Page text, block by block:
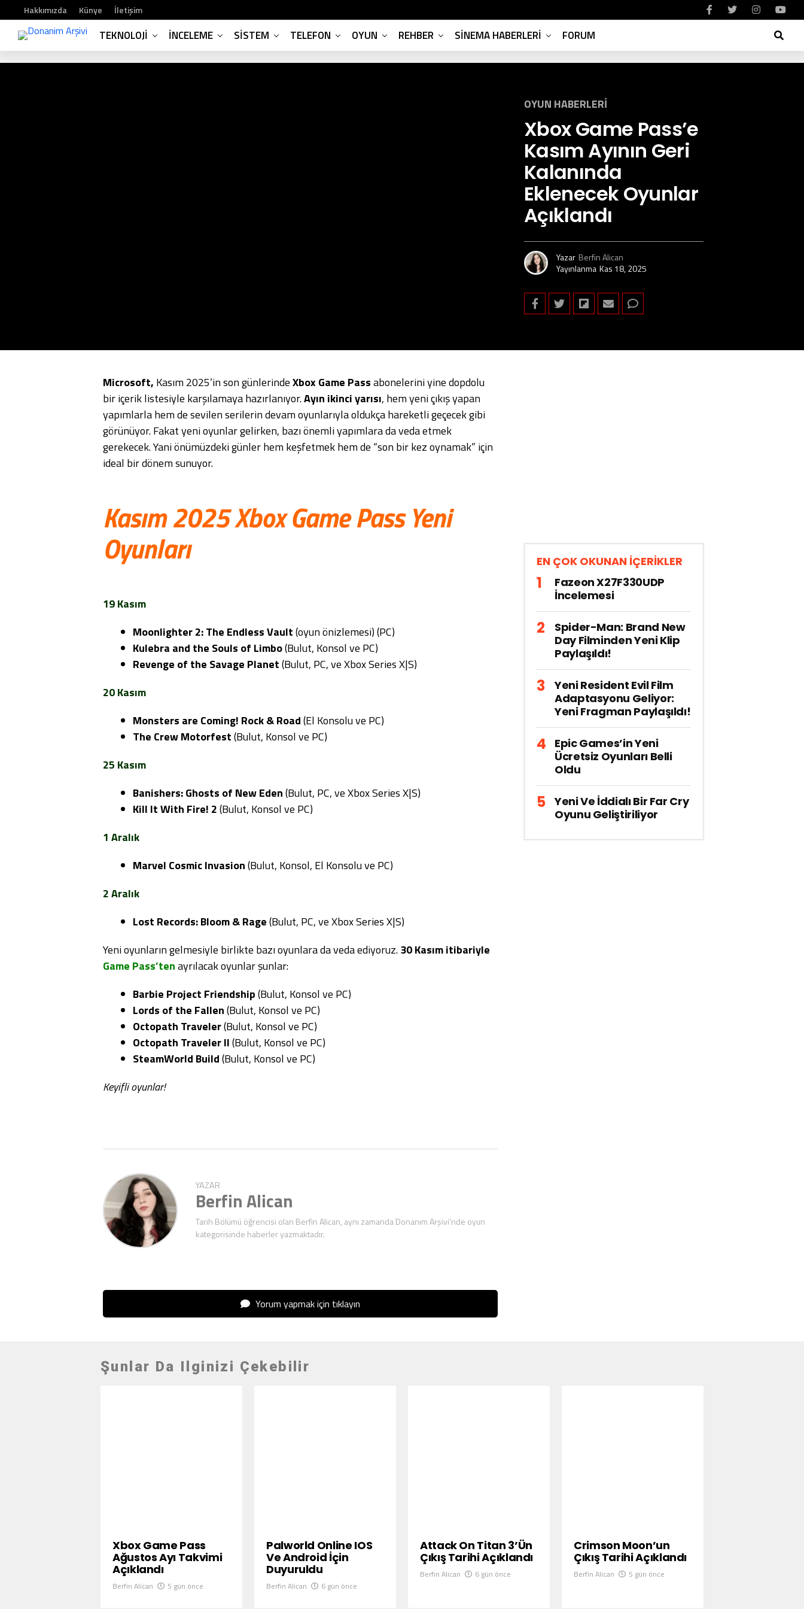
Hakkımızda Künye İletişim
TEKNOLOJI İNCELEME SISTEM TELEFON OYUN REHBER SINEMA HABERLERI FORUM
OYUN HABERLERI
Xbox Game Pass’e
Kasım Ayının Geri
Kalanında
Eklenecek Oyunlar
Açıklandı
Yazar Berfin Alican
Yayınlanma Kas 18, 2025
Microsoft, Kasım 2025’in son günlerindeXbox Game Passabonelerini yine dopdolu
bir içerik listesiyle karşılamaya hazırlanıyor.Ayın ikinci yarısı, hem yeni çıkış yapan
yapımlarla hem de sevilen serilerin devam oyunlarıyla oldukça hareketli geçecek gibi
görünüyor. Fakat yeni oyunlar gelirken, bazı önemli yapımlara da veda etmek
gerekecek. Yani önümüzdeki günler hem keşfetmek hem de “son bir kez oynamak” için
ideal bir dönem sunuyor.
Kasım 2025 Xbox Game Pass Yeni
Oyunları
19 Kasım
Moonlighter 2: The Endless Vault(oyun önizlemesi) (PC)
Kulebra and the Souls of Limbo(Bulut, Konsol ve PC)
Revenge of the Savage Planet(Bulut, PC, ve Xbox Series X|S)
20 Kasım
Monsters are Coming! Rock & Road(El Konsolu ve PC)
The Crew Motorfest(Bulut, Konsol ve PC)
25 Kasım
Banishers: Ghosts of New Eden(Bulut, PC, ve Xbox Series X|S)
Kill It With Fire! 2(Bulut, Konsol ve PC)
1 Aralık
Marvel Cosmic Invasion(Bulut, Konsol, El Konsolu ve PC)
2 Aralık
Lost Records: Bloom & Rage(Bulut, PC, ve Xbox Series X|S)
Yeni oyunların gelmesiyle birlikte bazı oyunlara da veda ediyoruz.30 Kasım itibariyle
Game Pass’tenayrılacak oyunlar şunlar:
Barbie Project Friendship(Bulut, Konsol ve PC)
Lords of the Fallen(Bulut, Konsol ve PC)
Octopath Traveler(Bulut, Konsol ve PC)
Octopath Traveler II(Bulut, Konsol ve PC)
SteamWorld Build(Bulut, Konsol ve PC)
Keyifli oyunlar!
YAZAR
Berfin Alican
Tarih Bölümü öğrencisi olan Berfin Alican, aynı zamanda Donanım Arşivi'nde oyun
kategorisinde haberler yazmaktadır.
Yorum yapmak için tıklayın
EN ÇOK OKUNAN İÇERİKLER
Fazeon X27F330UDP
İncelemesi
Spider-Man: Brand New
Day Filminden Yeni Klip
Paylaşıldı!
Yeni Resident Evil Film
Adaptasyonu Geliyor:
Yeni Fragman Paylaşıldı!
Epic Games’in Yeni
Ücretsiz Oyunları Belli
Oldu
Yeni Ve İddialı Bir Far Cry
Oyunu Geliştiriliyor
Şunlar Da Ilginizi Çekebilir
Xbox Game Pass
Ağustos Ayı Takvimi
Açıklandı
Berfin Alican 5 gün önce
Palworld Online IOS
Ve Android İçin
Duyuruldu
Berfin Alican 6 gün önce
Attack On Titan 3’ün
Çıkış Tarihi Açıklandı
Berfin Alican 6 gün önce
Crimson Moon’un
Çıkış Tarihi Açıklandı
Berfin Alican 5 gün önce